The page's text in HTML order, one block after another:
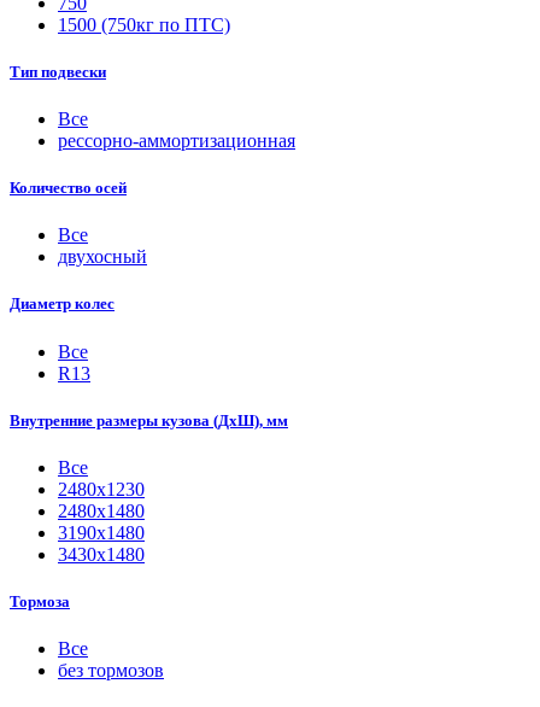
1500 (750кг по ПТС)
Тип подвески
Все
рессорно-аммортизационная
Количество осей
Все
двухосный
Диаметр колес
Все
R13
Внутренние размеры кузова (ДхШ), мм
Все
2480х1230
2480х1480
3190х1480
3430х1480
Тормоза
Все
без тормозов